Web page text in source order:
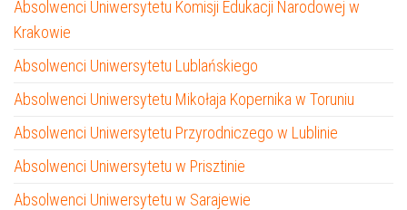
Absolwenci Uniwersytetu Komisji Edukacji Narodowej w
Krakowie
Absolwenci Uniwersytetu Lublańskiego
Absolwenci Uniwersytetu Mikołaja Kopernika w Toruniu
Absolwenci Uniwersytetu Przyrodniczego w Lublinie
Absolwenci Uniwersytetu w Prisztinie
Absolwenci Uniwersytetu w Sarajewie